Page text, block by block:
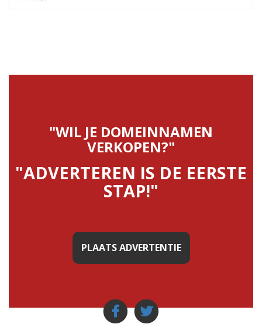
"WIL JE DOMEINNAMEN
VERKOPEN?"
"ADVERTEREN IS DE EERSTE
STAP!"
PLAATS ADVERTENTIE